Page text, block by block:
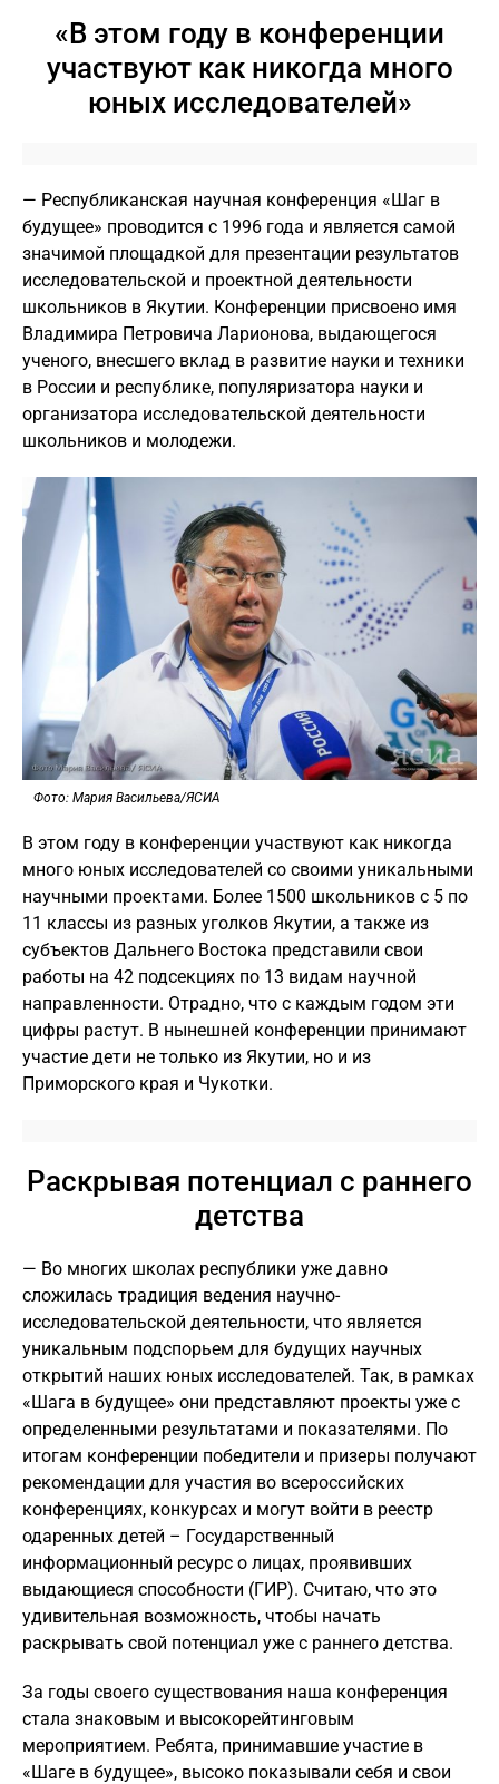
«В этом году в конференции
участвуют как никогда много
юных исследователей»
— Республиканская научная конференция «Шаг в
будущее» проводится с 1996 года и является самой
значимой площадкой для презентации результатов
исследовательской и проектной деятельности
школьников в Якутии. Конференции присвоено имя
Владимира Петровича Ларионова, выдающегося
ученого, внесшего вклад в развитие науки и техники
в России и республике, популяризатора науки и
организатора исследовательской деятельности
школьников и молодежи.
Фото: Мария Васильева/ЯСИА
В этом году в конференции участвуют как никогда
много юных исследователей со своими уникальными
научными проектами. Более 1500 школьников с 5 по
11 классы из разных уголков Якутии, а также из
субъектов Дальнего Востока представили свои
работы на 42 подсекциях по 13 видам научной
направленности. Отрадно, что с каждым годом эти
цифры растут. В нынешней конференции принимают
участие дети не только из Якутии, но и из
Приморского края и Чукотки.
Раскрывая потенциал с раннего
детства
— Во многих школах республики уже давно
сложилась традиция ведения научно-
исследовательской деятельности, что является
уникальным подспорьем для будущих научных
открытий наших юных исследователей. Так, в рамках
«Шага в будущее» они представляют проекты уже с
определенными результатами и показателями. По
итогам конференции победители и призеры получают
рекомендации для участия во всероссийских
конференциях, конкурсах и могут войти в реестр
одаренных детей – Государственный
информационный ресурс о лицах, проявивших
выдающиеся способности (ГИР). Считаю, что это
удивительная возможность, чтобы начать
раскрывать свой потенциал уже с раннего детства.
За годы своего существования наша конференция
стала знаковым и высокорейтинговым
мероприятием. Ребята, принимавшие участие в
«Шаге в будущее», высоко показывали себя и свои